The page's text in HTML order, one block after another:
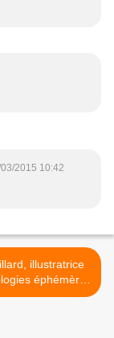
2015 10:42
illustratrice
éphémères
>